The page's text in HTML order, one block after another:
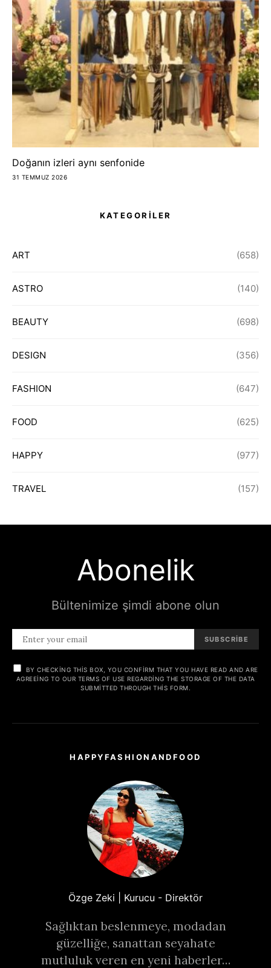
Doğanın izleri aynı senfonide
31 TEMMUZ 2026
KATEGORİLER
ART (658)
ASTRO (140)
BEAUTY (698)
DESIGN (356)
FASHION (647)
FOOD (625)
HAPPY (977)
TRAVEL (157)
Abonelik
Bültenimize şimdi abone olun
SUBSCRIBE
BY CHECKING THIS BOX, YOU CONFIRM THAT YOU HAVE READ AND ARE
AGREEING TO OUR TERMS OF USE REGARDING THE STORAGE OF THE DATA
SUBMITTED THROUGH THIS FORM.
HAPPYFASHIONANDFOOD
Özge Zeki | Kurucu - Direktör
Sağlıktan beslenmeye, modadan
güzelliğe, sanattan seyahate
mutluluk veren en yeni haberler…